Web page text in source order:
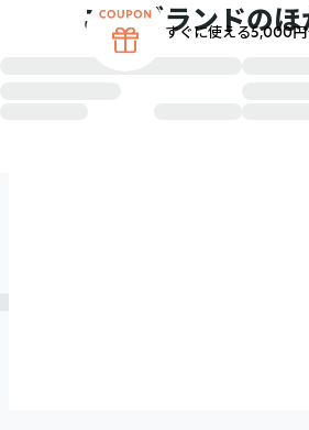
このブランドの
すぐに使える5,000円